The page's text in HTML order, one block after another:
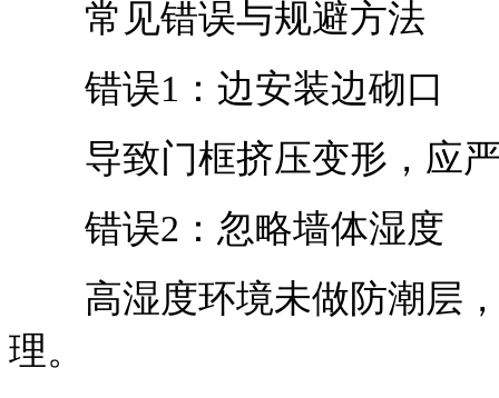
常见错误与规避方法
错误1：边安装边砌口
导致门框挤压变形，应严
错误2：忽略墙体湿度
高湿度环境未做防潮层，
理。